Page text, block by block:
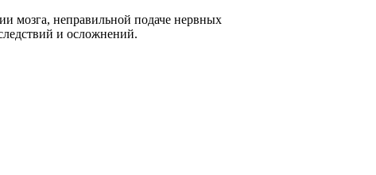
мозга, неправильной подаче нервных
и осложнений.